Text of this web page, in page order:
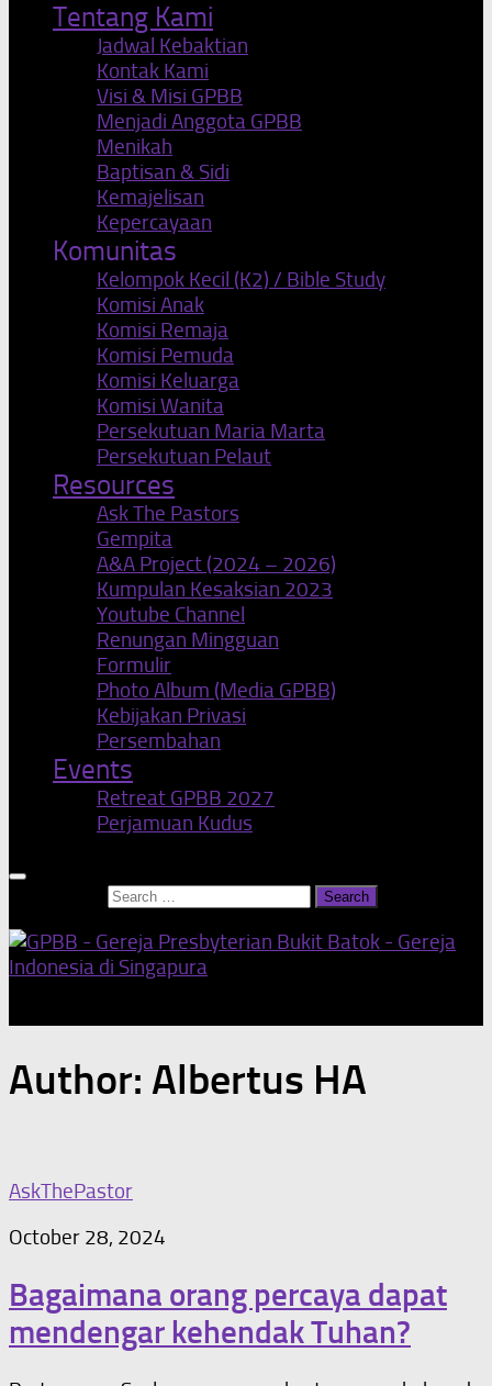
Tentang Kami
Jadwal Kebaktian
Kontak Kami
Visi & Misi GPBB
Menjadi Anggota GPBB
Menikah
Baptisan & Sidi
Kemajelisan
Kepercayaan
Komunitas
Kelompok Kecil (K2) / Bible Study
Komisi Anak
Komisi Remaja
Komisi Pemuda
Komisi Keluarga
Komisi Wanita
Persekutuan Maria Marta
Persekutuan Pelaut
Resources
Ask The Pastors
Gempita
A&A Project (2024 – 2026)
Kumpulan Kesaksian 2023
Youtube Channel
Renungan Mingguan
Formulir
Photo Album (Media GPBB)
Kebijakan Privasi
Persembahan
Events
Retreat GPBB 2027
Perjamuan Kudus
Author: Albertus HA
AskThePastor
October 28, 2024
Bagaimana orang percaya dapat
mendengar kehendak Tuhan?